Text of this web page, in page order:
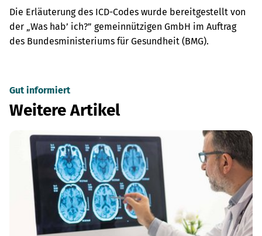
Die Erläuterung des ICD-Codes wurde bereitgestellt von
der „Was hab’ ich?” gemeinnützigen GmbH im Auftrag
des Bundesministeriums für Gesundheit (BMG).
Gut informiert
Weitere Artikel